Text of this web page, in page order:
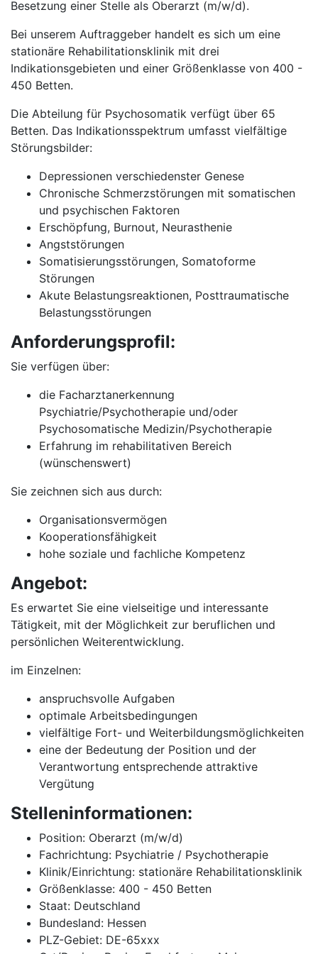
Besetzung einer Stelle als Oberarzt (m/w/d).
Bei unserem Auftraggeber handelt es sich um eine
stationäre Rehabilitationsklinik mit drei
Indikationsgebieten und einer Größenklasse von 400 -
450 Betten.
Die Abteilung für Psychosomatik verfügt über 65
Betten. Das Indikationsspektrum umfasst vielfältige
Störungsbilder:
Depressionen verschiedenster Genese
Chronische Schmerzstörungen mit somatischen
und psychischen Faktoren
Erschöpfung, Burnout, Neurasthenie
Angststörungen
Somatisierungsstörungen, Somatoforme
Störungen
Akute Belastungsreaktionen, Posttraumatische
Belastungsstörungen
Anforderungsprofil:
Sie verfügen über:
die Facharztanerkennung
Psychiatrie/Psychotherapie und/oder
Psychosomatische Medizin/Psychotherapie
Erfahrung im rehabilitativen Bereich
(wünschenswert)
Sie zeichnen sich aus durch:
Organisationsvermögen
Kooperationsfähigkeit
hohe soziale und fachliche Kompetenz
Angebot:
Es erwartet Sie eine vielseitige und interessante
Tätigkeit, mit der Möglichkeit zur beruflichen und
persönlichen Weiterentwicklung.
im Einzelnen:
anspruchsvolle Aufgaben
optimale Arbeitsbedingungen
vielfältige Fort- und Weiterbildungsmöglichkeiten
eine der Bedeutung der Position und der
Verantwortung entsprechende attraktive
Vergütung
Stelleninformationen:
Position: Oberarzt (m/w/d)
Fachrichtung: Psychiatrie / Psychotherapie
Klinik/Einrichtung: stationäre Rehabilitationsklinik
Größenklasse: 400 - 450 Betten
Staat: Deutschland
Bundesland: Hessen
PLZ-Gebiet: DE-65xxx